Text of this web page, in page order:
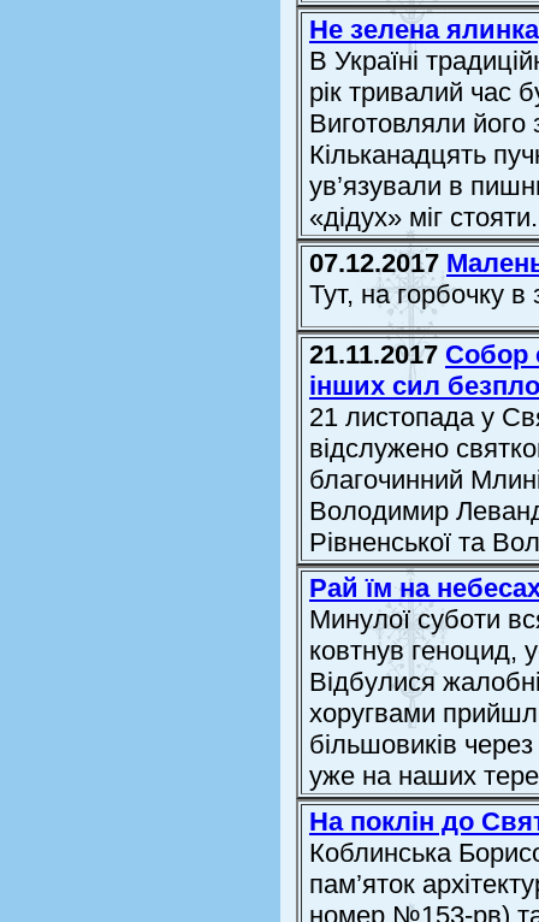
Не зелена
В Україні
рік тривалий час
Виготовляли його
Кільканадцять
ув’язували в
«дідух» міг
07.12.2017
Тут, на горбочку в
21.11.2017 Собор
інших сил
21 листопада у
відслужено
благочинний
Володимир
Рівненської та
Рай їм на
Минулої суботи
ковтнув геноцид,
Відбулися
хоругвами
більшовиків
уже на наших
На поклін до
Коблинська
пам’яток
номер №153-рв)